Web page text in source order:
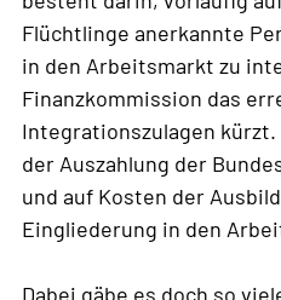
Flüchtlinge anerkannte
in den Arbeitsmarkt zu
Finanzkommission das
Integrationszulagen
der Auszahlung der
und auf Kosten der
Eingliederung in den
Dabei gäbe es doch so